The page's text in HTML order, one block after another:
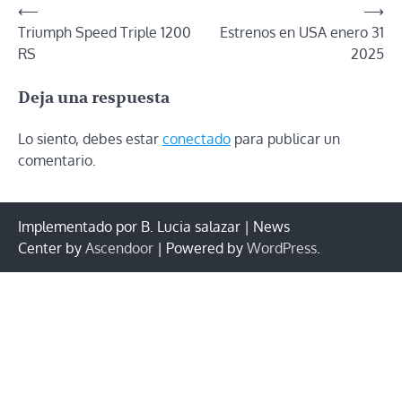
Navegación
de
⟵
Triumph Speed Triple 1200
RS
Estrenos en USA enero 31
2025
⟶
Deja una respuesta
Lo siento, debes estar conectado para publicar un
comentario.
Implementado por B. Lucia salazar | News
Center by Ascendoor | Powered by WordPress.